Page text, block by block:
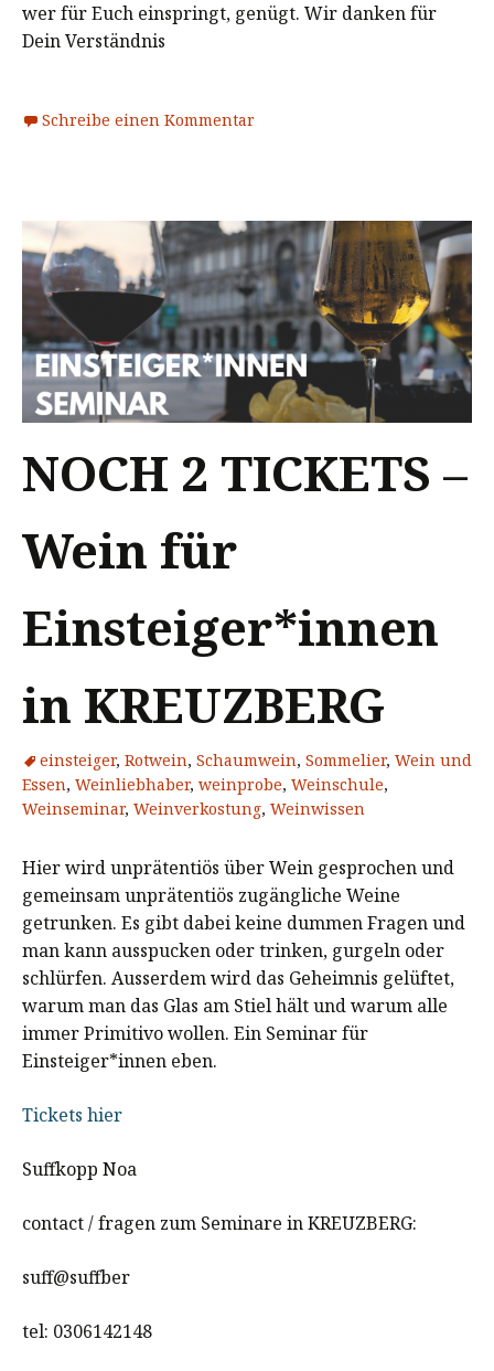
wer für Euch einspringt, genügt. Wir danken für
Dein Verständnis
Schreibe einen Kommentar
NOCH 2 TICKETS –
Wein für
Einsteiger*innen
in KREUZBERG
einsteiger, Rotwein, Schaumwein, Sommelier, Wein und
Essen, Weinliebhaber, weinprobe, Weinschule,
Weinseminar, Weinverkostung, Weinwissen
Hier wird unprätentiös über Wein gesprochen und
gemeinsam unprätentiös zugängliche Weine
getrunken. Es gibt dabei keine dummen Fragen und
man kann ausspucken oder trinken, gurgeln oder
schlürfen. Ausserdem wird das Geheimnis gelüftet,
warum man das Glas am Stiel hält und warum alle
immer Primitivo wollen. Ein Seminar für
Einsteiger*innen eben.
Tickets hier
Suffkopp Noa
contact / fragen zum Seminare in KREUZBERG:
suff@suffber
tel: 0306142148